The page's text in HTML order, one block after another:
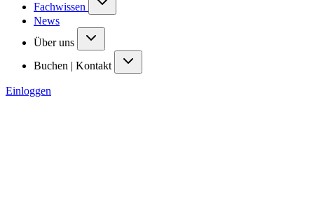
Fachwissen
News
Über uns
Buchen | Kontakt
Einloggen